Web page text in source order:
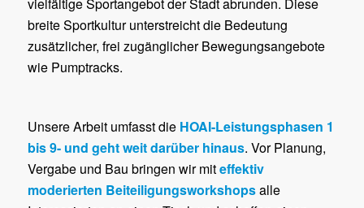
breite Sportkultur unterstreicht die Bedeutung
zusätzlicher, frei zugänglicher Bewegungsangebote
wie Pumptracks.
Unsere Arbeit umfasst die HOAI-Leistungsphasen 1
bis 9- und geht weit darüber hinaus. Vor Planung,
Vergabe und Bau bringen wir miteffektiv
moderierten Beiteiligungsworkshopsalle